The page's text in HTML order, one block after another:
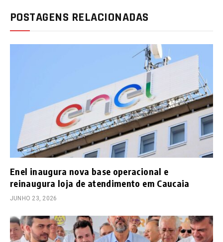
POSTAGENS RELACIONADAS
Enel inaugura nova base operacional e
reinaugura loja de atendimento em Caucaia
JUNHO 23, 2026